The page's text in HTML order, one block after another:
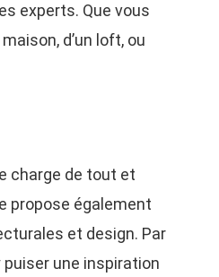
experts. Que vous
d’un loft, ou
charge de tout et
propose également
et design. Par
puiser une inspiration